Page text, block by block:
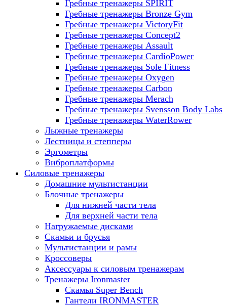
Гребные тренажеры SPIRIT
Гребные тренажеры Bronze Gym
Гребные тренажеры VictoryFit
Гребные тренажеры Concept2
Гребные тренажеры Assault
Гребные тренажеры CardioPower
Гребные тренажеры Sole Fitness
Гребные тренажеры Oxygen
Гребные тренажеры Carbon
Гребные тренажеры Merach
Гребные тренажеры Svensson Body Labs
Гребные тренажеры WaterRower
Лыжные тренажеры
Лестницы и степперы
Эргометры
Виброплатформы
Силовые тренажеры
Домашние мультистанции
Блочные тренажеры
Для нижней части тела
Для верхней части тела
Нагружаемые дисками
Скамьи и брусья
Мультистанции и рамы
Кроссоверы
Аксессуары к силовым тренажерам
Тренажеры Ironmaster
Скамья Super Bench
Гантели IRONMASTER